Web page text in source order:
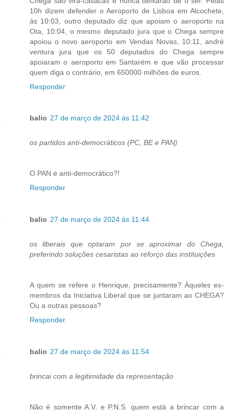
10h dizem defender o Aeroporto de Lisboa em Alcochete,
ás 10:03, outro deputado diz que apoiam o aeroporto na
Ota, 10:04, o mesmo deputado jura que o Chega sempre
apoiou o novo aeroporto em Vendas Novas, 10:11, andré
ventura jura que os 50 deputados do Chega sempre
apoiaram o aeroporto em Santarém e que vão processar
quem diga o contrário, em 650000 milhões de euros.
Responder
balio 27 de março de 2024 às 11:42
os partidos anti-democráticos (PC, BE e PAN)
O PAN é anti-democrático?!
Responder
balio 27 de março de 2024 às 11:44
os liberais que optaram por se aproximar do Chega,
preferindo soluções cesaristas ao reforço das instituições
A quem se refere o Henrique, precisamente? Àqueles ex-
membros da Iniciativa Liberal que se juntaram ao CHEGA?
Ou a outras pessoas?
Responder
balio 27 de março de 2024 às 11:54
brincai com a legitimidade da representação
Não é somente A.V. e P.N.S. quem está a brincar com a